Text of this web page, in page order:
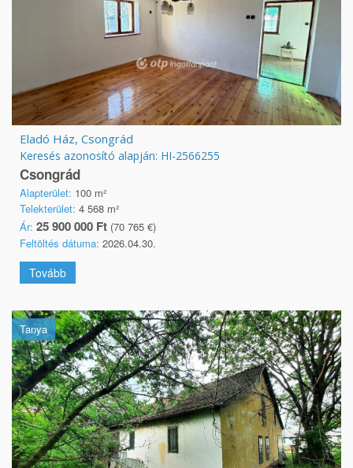
Eladó Ház, Csongrád
Keresés azonosító alapján: HI-2566255
Csongrád
Alapterület: 100 m²
Telekterület: 4 568 m²
Ár: 25 900 000 Ft (70 765 €)
Feltöltés dátuma: 2026.04.30.
Tovább
Tanya